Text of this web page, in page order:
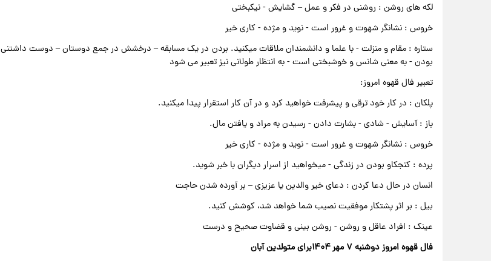
لکه های روشن : روشنی در فکر و عمل – گشایش - نیکبختی
خروس : نشانگر شهوت و غرور است - نوید و مژده - کاری خیر
ستاره : مقام و منزلت - با علما و دانشمندان ملاقات میکنید. بردن در یک مسابقه – درخشش در جمع دوستان – دوست داشتنی
بودن - به معنی شانس و خوشبختی است - به انتظار طولانی نیز تعبیر می شود
تعبیر فال قهوه امروز:
پلکان : در کار خود ترقی و پیشرفت خواهید کرد و در آن کار استقرار پیدا میکنید.
باز : آسایش - شادی - بشارت دادن - رسیدن به مراد و یافتن مال.
خروس : نشانگر شهوت و غرور است - نوید و مژده - کاری خیر
پرده : کنجکاو بودن در زندگی - میخواهید از اسرار دیگران با خبر شوید.
انسان در حال دعا کردن : دعای خیر والدین یا عزیزی – بر آورده شدن حاجت
بیل : بر اثر پشتکار موفقیت نصیب شما خواهد شد، کوشش کنید.
عینک : افراد عاقل و روشن - روشن بینی و قضاوت صحیح و درست
فال قهوه امروز دوشنبه ۷ مهر ۱۴۰۴برای متولدین آبان